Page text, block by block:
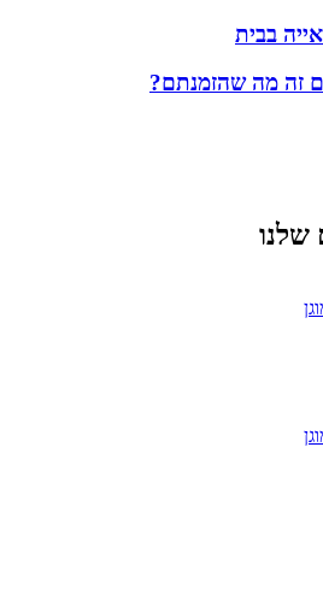
בבית
זה מה שהזמנתם?
שלנו